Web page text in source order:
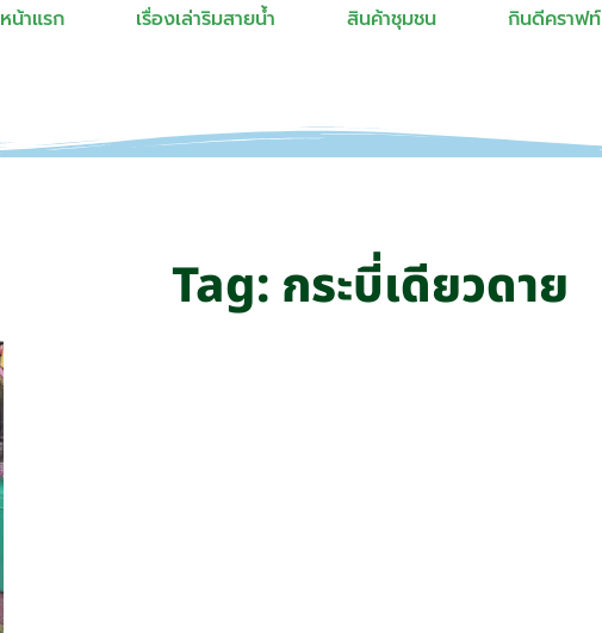
หน้าแรก เรื่องเล่าริมสายน้ำ สินค้าชุมชน กินดีคราฟท์
Tag: กระบี่เดียวดาย